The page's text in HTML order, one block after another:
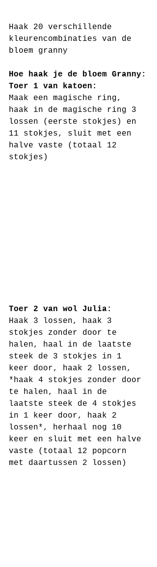
Haak 20 verschillende
kleurencombinaties van de
bloem granny
Hoe haak je de bloem Granny:
Toer 1 van katoen:
Maak een magische ring,
haak in de magische ring 3
lossen (eerste stokjes) en
11 stokjes, sluit met een
halve vaste (totaal 12
stokjes)
Toer 2 van wol Julia:
Haak 3 lossen, haak 3
stokjes zonder door te
halen, haal in de laatste
steek de 3 stokjes in 1
keer door, haak 2 lossen,
*haak 4 stokjes zonder door
te halen, haal in de
laatste steek de 4 stokjes
in 1 keer door, haak 2
lossen*, herhaal nog 10
keer en sluit met een halve
vaste (totaal 12 popcorn
met daartussen 2 lossen)